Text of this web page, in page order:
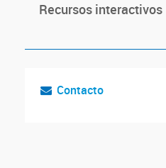
Recursos interactivos
Contacto